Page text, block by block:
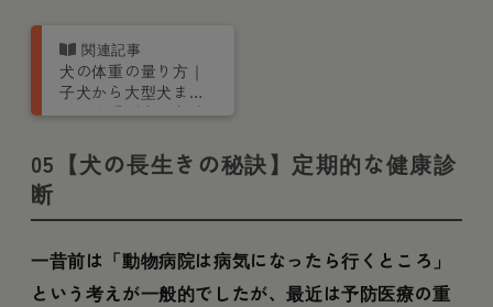
犬の体重の量り方｜
子犬から大型犬ま
で、体重測定の方法
05【犬の長生きの秘訣】定期的な健康診
断
一昔前は「動物病院は病気になったら行くところ」
という考えが一般的でしたが、最近は予防医療の重